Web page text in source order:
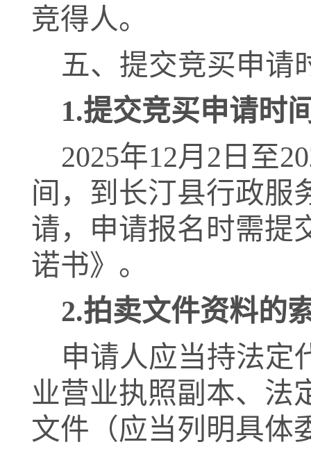
竞得人。
五、提交竞买申请
1.提交竞买申请时
2025年12月 2 日 至20
间，到长汀县行政服
请，申请报名时需提
诺书》。
2.拍卖文件资料的
申请人应当持法定
业营业执照副本、法
文件（应当列明具体